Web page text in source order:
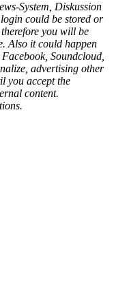
System, Diskussion
could be stored or
you will be
Also it could happen
Soundcloud,
advertising other
you accept the
content.